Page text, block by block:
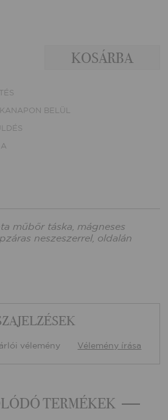
BELÜL
műbőr táska, mágneses
neszeszerrel, oldalán
vélemény Vélemény írása
TERMÉKEK